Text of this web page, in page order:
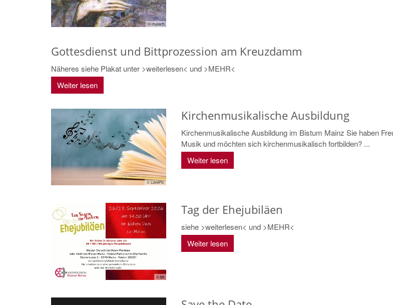
© mulach
Gottesdienst und Bittprozession am Kreuzdamm
Näheres siehe Plakat unter >weiterlesen< und >MEHR<
Weiter lesen
© LovePic
Kirchenmusikalische Ausbildung
Kirchenmusikalische Ausbildung im Bistum Mainz Sie haben
Musik und möchten sich kirchenmusikalisch fortbilden? ...
Weiter lesen
© bo
Tag der Ehejubiläen
siehe >weiterlesen< und >MEHR<
Weiter lesen